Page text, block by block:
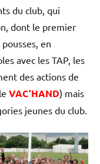
du club, qui
dont le premier
en
avec les TAP, les
des actions de
VAC’HAND) mais
jeunes du club.